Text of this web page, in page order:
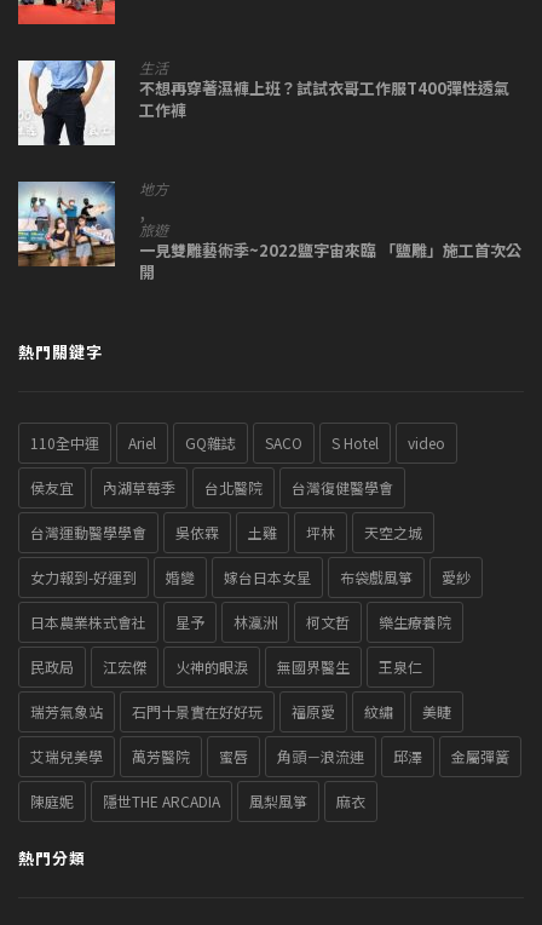
生活
不想再穿著濕褲上班？試試衣哥工作服T400彈性透氣
工作褲
地方
,
旅遊
一見雙雕藝術季~2022鹽宇宙來臨 「鹽雕」施工首次公
開
熱門關鍵字
110全中運 Ariel GQ雜誌 SACO S Hotel video
侯友宜 內湖草莓季 台北醫院 台灣復健醫學會
台灣運動醫學學會 吳依霖 土雞 坪林 天空之城
女力報到-好運到 婚變 嫁台日本女星 布袋戲風箏 愛紗
日本農業株式會社 星予 林瀛洲 柯文哲 樂生療養院
民政局 江宏傑 火神的眼淚 無國界醫生 王泉仁
瑞芳氣象站 石門十景實在好好玩 福原愛 紋繡 美睫
艾瑞兒美學 萬芳醫院 蜜唇 角頭－浪流連 邱澤 金屬彈簧
陳庭妮 隱世THE ARCADIA 風梨風箏 麻衣
熱門分類